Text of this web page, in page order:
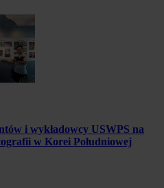
i wykładowcy USWPS na
w Korei Południowej